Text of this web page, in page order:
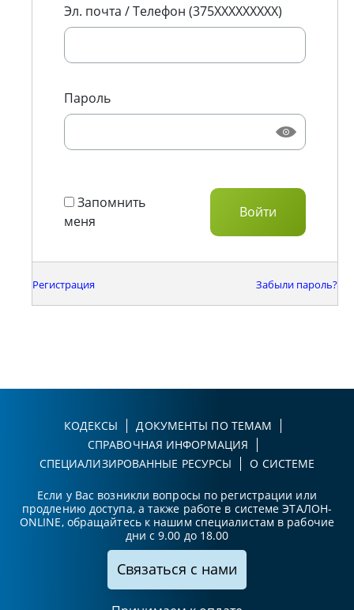
Эл. почта / Телефон (375XXXXXXXXX)
Пароль
Запомнить
меня
Регистрация Забыли пароль?
КОДЕКСЫ
ДОКУМЕНТЫ ПО ТЕМАМ
СПРАВОЧНАЯ ИНФОРМАЦИЯ
СПЕЦИАЛИЗИРОВАННЫЕ РЕСУРСЫ
О СИСТЕМЕ
Если у Вас возникли вопросы по регистрации или
продлению доступа, а также работе в системе ЭТАЛОН-
ONLINE, обращайтесь к нашим специалистам в рабочие
дни с 9.00 до 18.00
Связаться с нами